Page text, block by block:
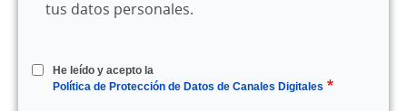
tus datos personales.
He leído y acepto la
Política de Protección de Datos de Canales Digitales